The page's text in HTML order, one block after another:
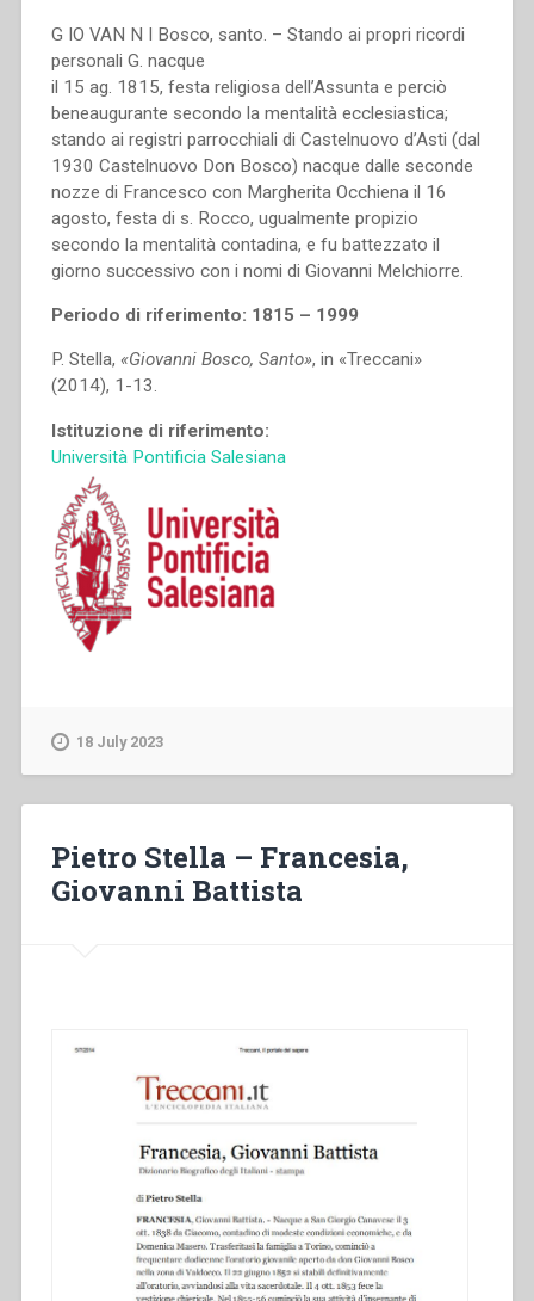
G IO VAN N I Bosco, santo. – Stando ai propri ricordi
personali G. nacque
il 15 ag. 1815, festa religiosa dell’Assunta e perciò
beneaugurante secondo la mentalità ecclesiastica;
stando ai registri parrocchiali di Castelnuovo d’Asti (dal
1930 Castelnuovo Don Bosco) nacque dalle seconde
nozze di Francesco con Margherita Occhiena il 16
agosto, festa di s. Rocco, ugualmente propizio
secondo la mentalità contadina, e fu battezzato il
giorno successivo con i nomi di Giovanni Melchiorre.
Periodo di riferimento: 1815 – 1999
P. Stella, «Giovanni Bosco, Santo», in «Treccani»
(2014), 1-13.
Istituzione di riferimento:
Università Pontificia Salesiana
18 July 2023
Pietro Stella – Francesia,
Giovanni Battista